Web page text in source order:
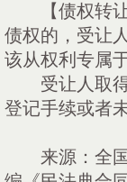
【债权转
债权的，受让
该从权利专属
受让人取
登记手续或者
来源：全